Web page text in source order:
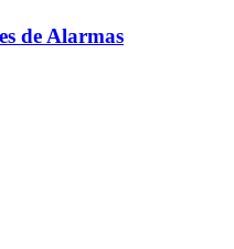
de Alarmas